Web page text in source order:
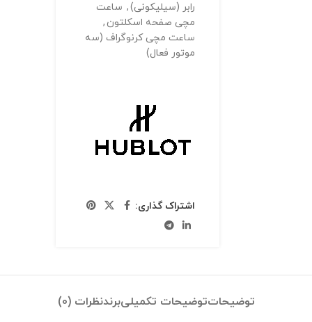
رابر (سیلیکونی), ساعت
مچی صفحه اسکلتون ,
ساعت مچی کرنوگراف (سه
موتور فعال)
اشتراک گذاری:
توضیحاتتوضیحات تکمیلیبرندنظرات (0)